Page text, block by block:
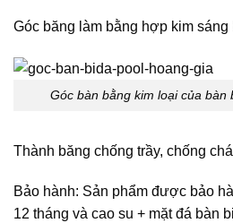
Góc băng làm bằng hợp kim sáng
Góc bàn bằng kim loại của bàn
Thành băng chống trầy, chống
Bảo hành: Sản phẩm được bảo
12 tháng và cao su + mặt đá bàn